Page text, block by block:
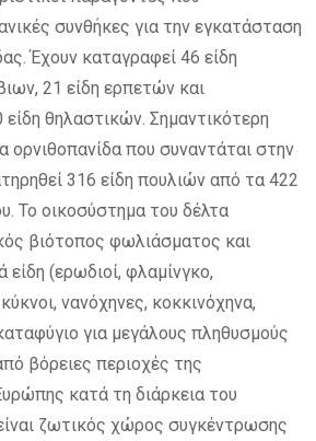
συνθήκες για την εγκατάσταση
Έχουν καταγραφεί 46 είδη
21 είδη ερπετών και
θηλαστικών. Σημαντικότερη
ορνιθοπανίδα που συναντάται στην
316 είδη πουλιών από τα 422
Το οικοσύστημα του δέλτα
βιότοπος φωλιάσματος και
(ερωδιοί, φλαμίνγκο,
νανόχηνες, κοκκινόχηνα,
για μεγάλους πληθυσμούς
βόρειες περιοχές της
κατά τη διάρκεια του
ζωτικός χώρος συγκέντρωσης